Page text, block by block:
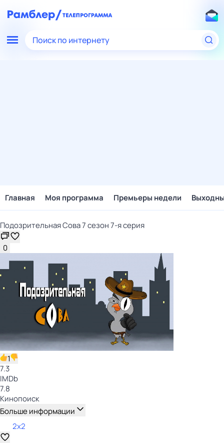
Поиск по интернету
Главная Моя программа Премьеры недели
Подозрительная Сова 7 сезон 7-я серия
0
1
7.3
IMDb
7.8
Кинопоиск
Больше информации
2x2